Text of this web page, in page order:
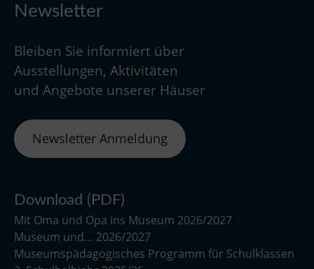
Newsletter
Bleiben Sie informiert über
Ausstellungen, Aktivitäten
und Angebote unserer Häuser
Newsletter Anmeldung
Download (PDF)
Mit Oma und Opa ins Museum 2026/2027
Museum und… 2026/2027
Museumspädagogisches Programm für Schulklassen